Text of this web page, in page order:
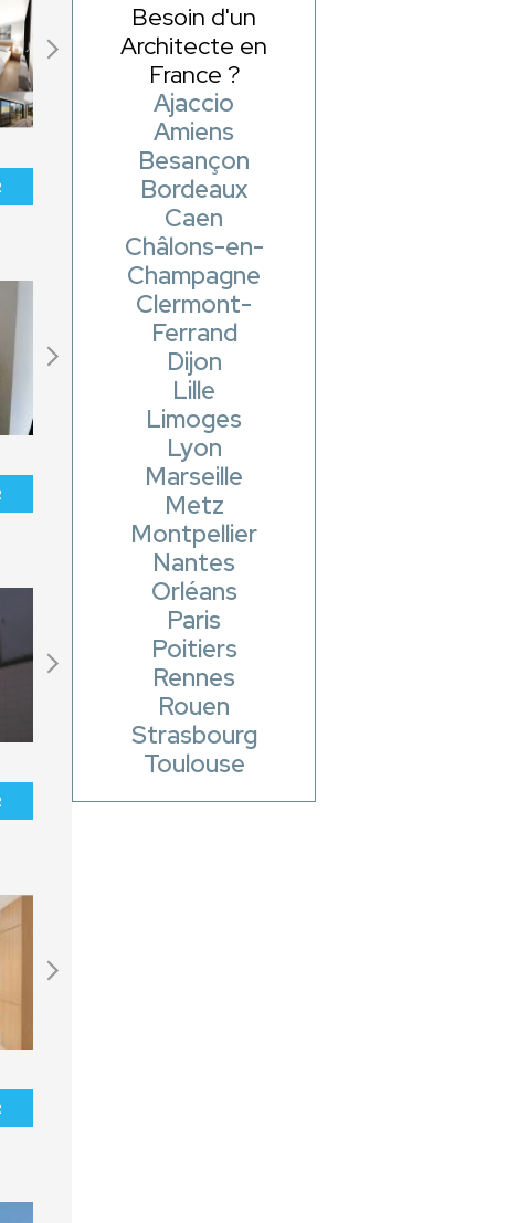
Besoin d'un
Architecte en
France ?
Ajaccio
Amiens
Besançon
Bordeaux
Caen
Châlons-en-
Champagne
Clermont-
Ferrand
Dijon
Lille
Limoges
Lyon
Marseille
Metz
Montpellier
Nantes
Orléans
Paris
Poitiers
Rennes
Rouen
Strasbourg
Toulouse